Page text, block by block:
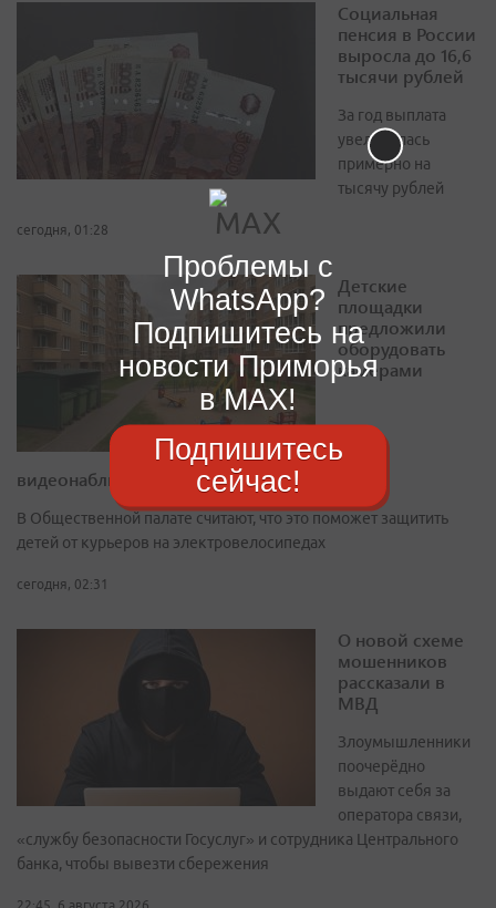
Социальная
пенсия в России
выросла до 16,6
тысячи рублей
За год выплата
увеличилась
примерно на
тысячу рублей
сегодня, 01:28
Детские
площадки
предложили
оборудовать
камерами
видеонаблюдения
В Общественной палате считают, что это поможет защитить
детей от курьеров на электровелосипедах
сегодня, 02:31
О новой схеме
мошенников
рассказали в
МВД
Злоумышленники
поочерёдно
выдают себя за
оператора связи,
«службу безопасности Госуслуг» и сотрудника Центрального
банка, чтобы вывезти сбережения
Проблемы с
WhatsApp?
Подпишитесь на
новости Приморья
в MAX!
Подпишитесь
сейчас!